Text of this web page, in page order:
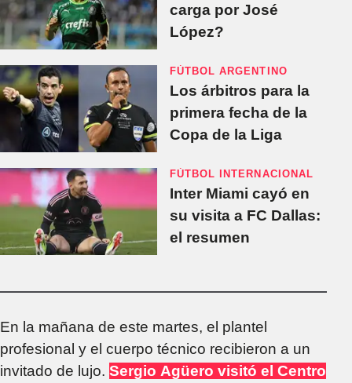
carga por José
López?
FÚTBOL ARGENTINO
Los árbitros para la
primera fecha de la
Copa de la Liga
FÚTBOL INTERNACIONAL
Inter Miami cayó en
su visita a FC Dallas:
el resumen
En la mañana de este martes, el plantel
profesional y el cuerpo técnico recibieron a un
invitado de lujo. Sergio Agüero visitó el Centro